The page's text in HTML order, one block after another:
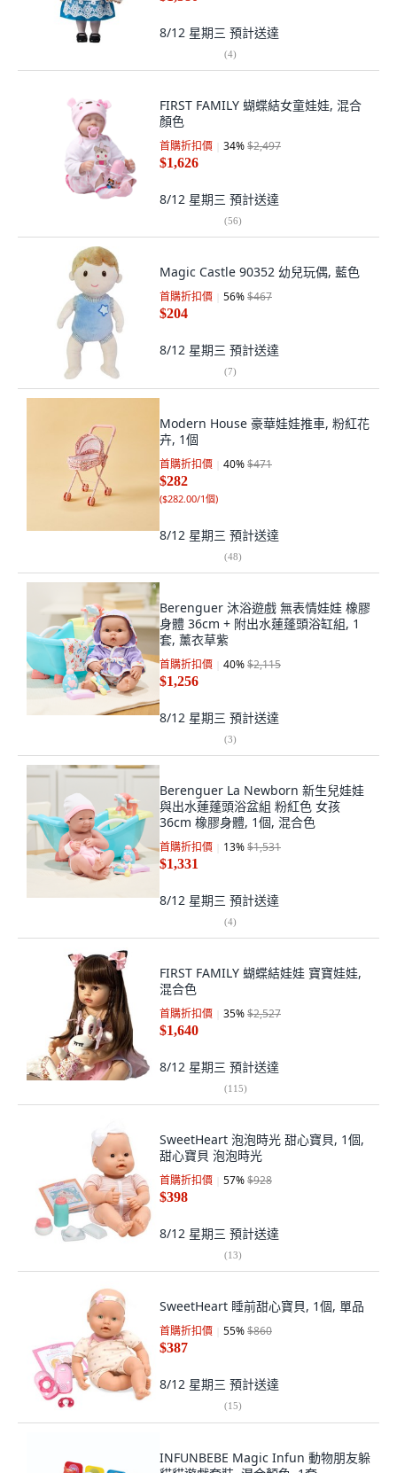
8/12 星期三 預計送達
(4)
FIRST FAMILY 蝴蝶結女童娃娃, 混合
顏色
首購折扣價 34%$2,497
$1,626
8/12 星期三 預計送達
(56)
Magic Castle 90352 幼兒玩偶, 藍色
首購折扣價 56%$467
$204
8/12 星期三 預計送達
(7)
Modern House 豪華娃娃推車, 粉紅花
卉, 1個
首購折扣價 40%$471
$282
($282.00/1個)
8/12 星期三 預計送達
(48)
Berenguer 沐浴遊戲 無表情娃娃 橡膠
身體 36cm + 附出水蓮蓬頭浴缸組, 1
套, 薰衣草紫
首購折扣價 40%$2,115
$1,256
8/12 星期三 預計送達
(3)
Berenguer La Newborn 新生兒娃娃
與出水蓮蓬頭浴盆組 粉紅色 女孩
36cm 橡膠身體, 1個, 混合色
首購折扣價 13%$1,531
$1,331
8/12 星期三 預計送達
(4)
FIRST FAMILY 蝴蝶結娃娃 寶寶娃娃,
混合色
首購折扣價 35%$2,527
$1,640
8/12 星期三 預計送達
(115)
SweetHeart 泡泡時光 甜心寶貝, 1個,
甜心寶貝 泡泡時光
首購折扣價 57%$928
$398
8/12 星期三 預計送達
(13)
SweetHeart 睡前甜心寶貝, 1個, 單品
首購折扣價 55%$860
$387
8/12 星期三 預計送達
(15)
INFUNBEBE Magic Infun 動物朋友躲